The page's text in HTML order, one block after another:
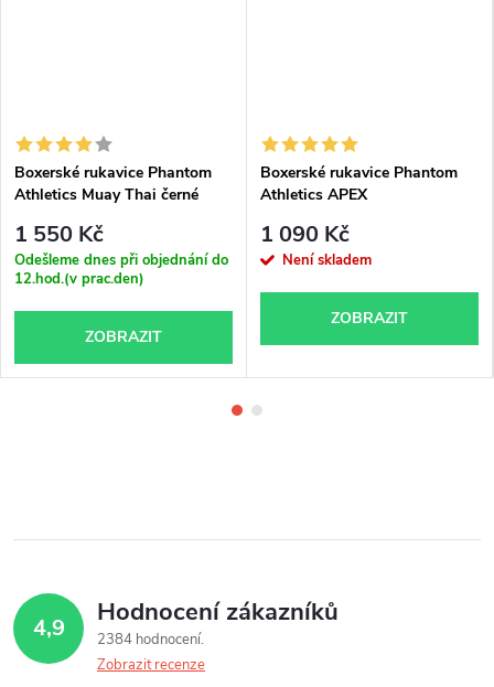
Boxerské rukavice Phantom
Athletics Muay Thai černé
1 550 Kč
Odešleme dnes při objednání do
12.hod.(v prac.den)
ZOBRAZIT
Boxerské rukavice Phantom
Athletics APEX
1 090 Kč
Není skladem
ZOBRAZIT
4,9 Hodnocení zákazníků
2384 hodnocení
Zobrazit recenze